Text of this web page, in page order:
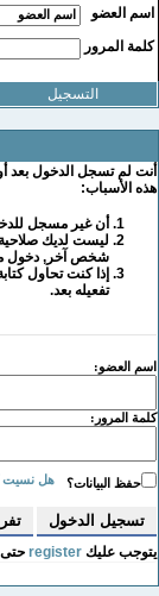
اسم العضو
كلمة المرور
التسجيل
لم تسجل الدخول بعد أو
الأسباب:
أن غير مسجل
ليست لديك صلاحية
شخص آخر, دخول
إذا كنت تحاول
تفعيله بعد.
العضو:
المرور:
هل نسيت حفظ البيانات؟
عليكregisterحتى